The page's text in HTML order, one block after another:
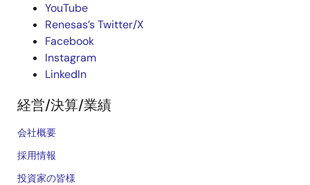
YouTube
Renesas’s Twitter/X
Facebook
Instagram
LinkedIn
経営/決算/業績
会社概要
採用情報
投資家の皆様